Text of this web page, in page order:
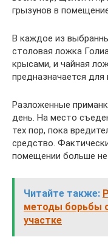
грызунов в
В каждое из
столовая ложка
крысами, и чайная
предназначается для
Разложенные
день. На место
тех пор, пока
средство.
помещении больше
Читайте также:
методы борьбы
участке